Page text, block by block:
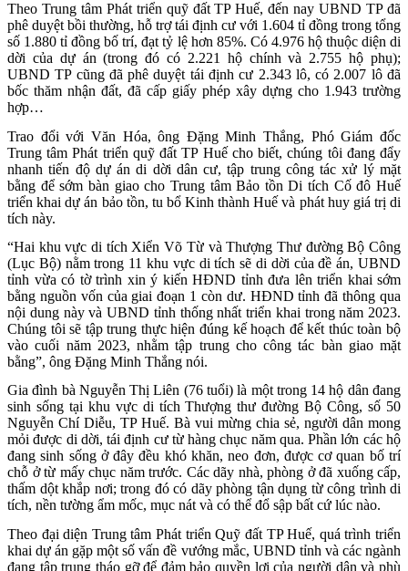
Theo Trung tâm Phát triển quỹ đất TP Huế, đến nay UBND TP đã
phê duyệt bồi thường, hỗ trợ tái định cư với 1.604 tỉ đồng trong tổng
số 1.880 tỉ đồng bố trí, đạt tỷ lệ hơn 85%. Có 4.976 hộ thuộc diện di
dời của dự án (trong đó có 2.221 hộ chính và 2.755 hộ phụ);
UBND TP cũng đã phê duyệt tái định cư 2.343 lô, có 2.007 lô đã
bốc thăm nhận đất, đã cấp giấy phép xây dựng cho 1.943 trường
hợp…
Trao đổi với Văn Hóa, ông Đặng Minh Thắng, Phó Giám đốc
Trung tâm Phát triển quỹ đất TP Huế cho biết, chúng tôi đang đẩy
nhanh tiến độ dự án di dời dân cư, tập trung công tác xử lý mặt
bằng để sớm bàn giao cho Trung tâm Bảo tồn Di tích Cố đô Huế
triển khai dự án bảo tồn, tu bổ Kinh thành Huế và phát huy giá trị di
tích này.
“Hai khu vực di tích Xiển Võ Từ và Thượng Thư đường Bộ Công
(Lục Bộ) nằm trong 11 khu vực di tích sẽ di dời của đề án, UBND
tỉnh vừa có tờ trình xin ý kiến HĐND tỉnh đưa lên triển khai sớm
bằng nguồn vốn của giai đoạn 1 còn dư. HĐND tỉnh đã thông qua
nội dung này và UBND tỉnh thống nhất triển khai trong năm 2023.
Chúng tôi sẽ tập trung thực hiện đúng kế hoạch để kết thúc toàn bộ
vào cuối năm 2023, nhằm tập trung cho công tác bàn giao mặt
bằng”, ông Đặng Minh Thắng nói.
Gia đình bà Nguyễn Thị Liên (76 tuổi) là một trong 14 hộ dân đang
sinh sống tại khu vực di tích Thượng thư đường Bộ Công, số 50
Nguyễn Chí Diễu, TP Huế. Bà vui mừng chia sẻ, người dân mong
mỏi được di dời, tái định cư từ hàng chục năm qua. Phần lớn các hộ
đang sinh sống ở đây đều khó khăn, neo đơn, được cơ quan bố trí
chỗ ở từ mấy chục năm trước. Các dãy nhà, phòng ở đã xuống cấp,
thấm dột khắp nơi; trong đó có dãy phòng tận dụng từ công trình di
tích, nền tường ẩm mốc, mục nát và có thể đổ sập bất cứ lúc nào.
Theo đại diện Trung tâm Phát triển Quỹ đất TP Huế, quá trình triển
khai dự án gặp một số vấn đề vướng mắc, UBND tỉnh và các ngành
đang tập trung tháo gỡ để đảm bảo quyền lợi của người dân và phù